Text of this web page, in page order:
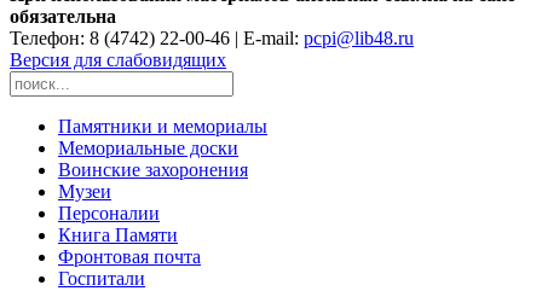
обязательна
Телефон: 8 (4742) 22-00-46 | E-mail: pcpi@lib48.ru
Версия для слабовидящих
Памятники и мемориалы
Мемориальные доски
Воинские захоронения
Музеи
Персоналии
Книга Памяти
Фронтовая почта
Госпитали